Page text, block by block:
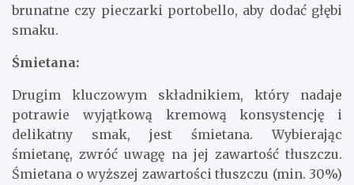
brunatne czy pieczarki portobello, aby dodać głębi
smaku.
Śmietana:
Drugim kluczowym składnikiem, który nadaje
potrawie wyjątkową kremową konsystencję i
delikatny smak, jest śmietana. Wybierając
śmietanę, zwróć uwagę na jej zawartość tłuszczu.
Śmietana o wyższej zawartości tłuszczu (min. 30%)